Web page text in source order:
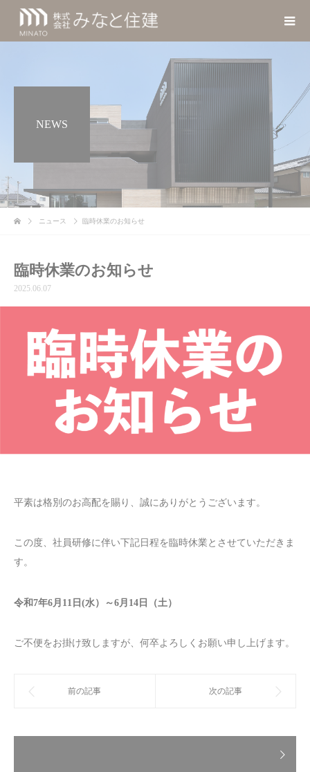
NEWS
ニュース 臨時休業のお知らせ
臨時休業のお知らせ
2025.06.07
平素は格別のお高配を賜り、誠にありがとうございます。
この度、社員研修に伴い下記日程を臨時休業とさせていただきま
す。
令和7年6月11日(水）～6月14日（土）
ご不便をお掛け致しますが、何卒よろしくお願い申し上げます。